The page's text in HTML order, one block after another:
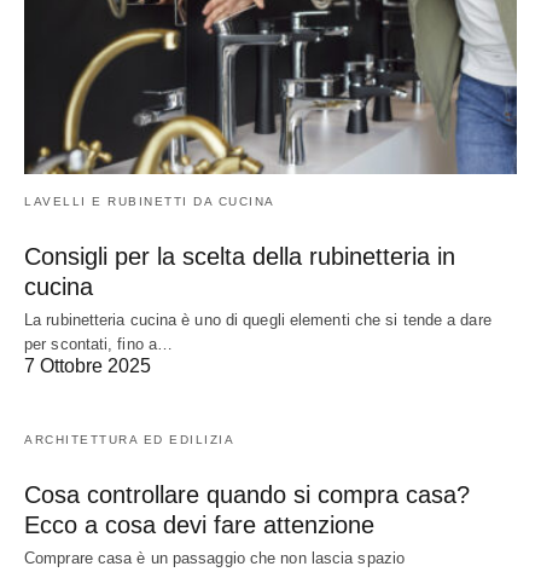
LAVELLI E RUBINETTI DA CUCINA
Consigli per la scelta della rubinetteria in
cucina
La rubinetteria cucina è uno di quegli elementi che si tende a dare
per scontati, fino a…
7 Ottobre 2025
ARCHITETTURA ED EDILIZIA
Cosa controllare quando si compra casa?
Ecco a cosa devi fare attenzione
Comprare casa è un passaggio che non lascia spazio